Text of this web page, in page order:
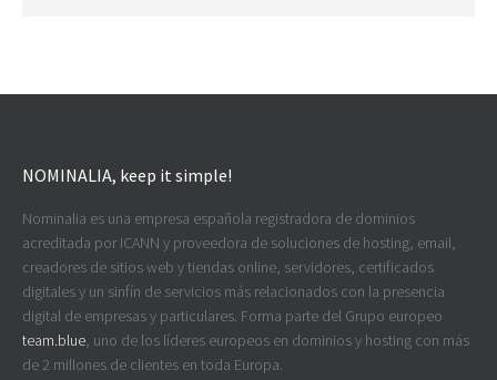
NOMINALIA, keep it simple!
Nominalia es una empresa española registradora de dominios
acreditada por ICANN y proveedora de soluciones de hosting, email,
creadores de sitios web y tiendas online, servidores, certificados
digitales y un sinfín de servicios más relacionados con la presencia
digital de empresas y particulares. Forma parte del Grupo europeo
team.blue, uno de los líderes europeos en dominios y hosting con más
de 2 millones de clientes en toda Europa.